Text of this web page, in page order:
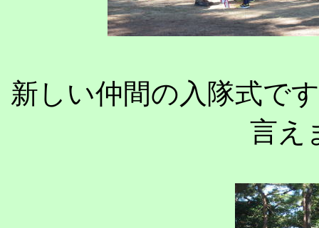
新しい仲間の入隊式で
言え